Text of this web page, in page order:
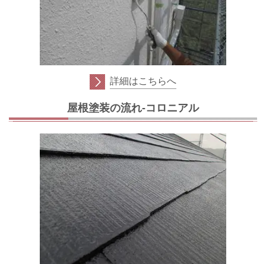
詳細はこちらへ
屋根塗装の流れ-コロニアル